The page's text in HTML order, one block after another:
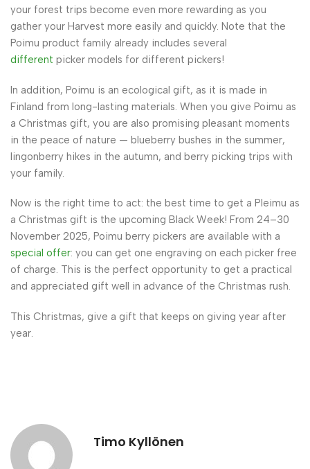
your forest trips become even more rewarding as you
gather your Harvest more easily and quickly. Note that the
Poimu product family already includes several
different picker models for different pickers!
In addition, Poimu is an ecological gift, as it is made in
Finland from long-lasting materials. When you give Poimu as
a Christmas gift, you are also promising pleasant moments
in the peace of nature — blueberry bushes in the summer,
lingonberry hikes in the autumn, and berry picking trips with
your family.
Now is the right time to act: the best time to get a Pleimu as
a Christmas gift is the upcoming Black Week! From 24–30
November 2025, Poimu berry pickers are available with a
special offer: you can get one engraving on each picker free
of charge. This is the perfect opportunity to get a practical
and appreciated gift well in advance of the Christmas rush.
This Christmas, give a gift that keeps on giving year after
year.
Timo Kyllönen